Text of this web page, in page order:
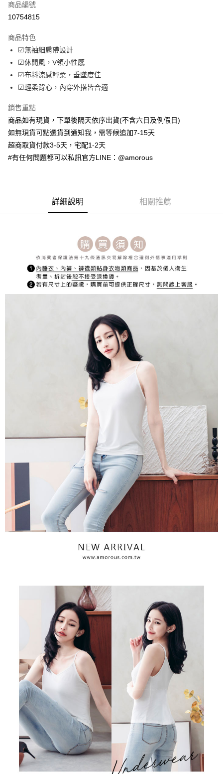
超商取貨付款
Apple Pay
街口支付
ATM付款
運送方式
全家取貨付款
每筆NT$70，滿NT$699(含以上)免運費
付款後全家取貨
每筆NT$70，滿NT$699(含以上)免運費
每筆NT$150
商品編號
10754815
商品特色
☑無袖細肩帶設計
☑休閒風，V領小性感
☑布料涼感輕柔，垂墜度佳
☑輕柔背心，內穿外搭皆合適
銷售重點
商品如有現貨，下單後隔天依序出貨(不含六日及例假日)
如無現貨可點選貨到通知我，需等候追加7-15天
超商取貨付款3-5天，宅配1-2天
#有任何問題都可以私訊官方LINE：@amorous
詳細說明 相關推薦